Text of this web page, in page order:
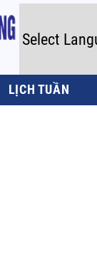
LỊCH TUẦN